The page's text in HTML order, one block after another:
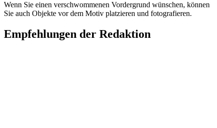
Wenn Sie einen verschwommenen Vordergrund wünschen, können
Sie auch Objekte vor dem Motiv platzieren und fotografieren.
Empfehlungen der Redaktion